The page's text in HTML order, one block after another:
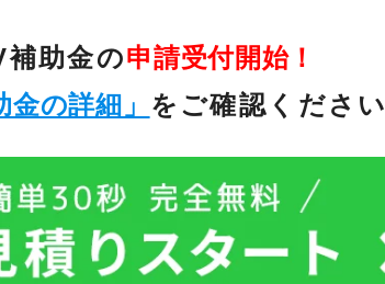
補助金の申請受付開始！
金の詳細」 をご確認ください